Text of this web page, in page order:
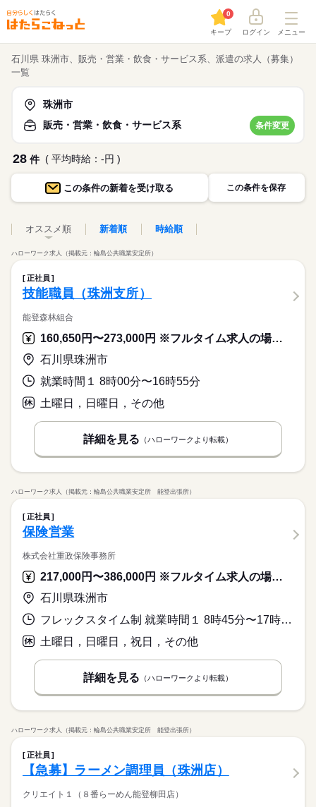
キープ
0
ログイン メニュー
石川県 珠洲市、販売・営業・飲食・サービス系、派遣の求人（募集）
一覧
珠洲市
販売・営業・飲食・サービス系
条件変更
28 件 ( 平均時給：-円 )
この条件の新着を受け取る この条件を保存
オススメ順 新着順 時給順
ハローワーク求人（掲載元：輪島公共職業安定所）
正社員
技能職員（珠洲支所）
能登森林組合
160,650円〜273,000円 ※フルタイム求人の場合は月額（換算額）、パート求人の場合は時間額を表示しています。
石川県珠洲市
就業時間１ 8時00分〜16時55分
土曜日，日曜日，その他
詳細を見る （ハローワークより転載）
ハローワーク求人（掲載元：輪島公共職業安定所 能登出張所）
正社員
保険営業
株式会社重政保険事務所
217,000円〜386,000円 ※フルタイム求人の場合は月額（換算額）、パート求人の場合は時間額を表示しています。
石川県珠洲市
フレックスタイム制 就業時間１ 8時45分〜17時15分 又は 7時00分〜23時59分の時間の間の8時間程度
土曜日，日曜日，祝日，その他
詳細を見る （ハローワークより転載）
ハローワーク求人（掲載元：輪島公共職業安定所 能登出張所）
正社員
【急募】ラーメン調理員（珠洲店）
クリエイト１（８番らーめん能登柳田店）